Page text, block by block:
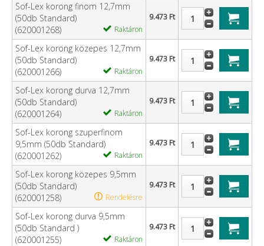
Sof-Lex korong finom 12,7mm
(50db Standard)
(620001268)
Raktáron
9.473 Ft
Sof-Lex korong közepes 12,7mm
(50db Standard)
(620001266)
Raktáron
9.473 Ft
Sof-Lex korong durva 12,7mm
(50db Standard)
(620001264)
Raktáron
9.473 Ft
Sof-Lex korong szuperfinom
9,5mm (50db Standard)
(620001262)
Raktáron
9.473 Ft
Sof-Lex korong közepes 9,5mm
(50db Standard)
(620001258)
Rendelésre
9.473 Ft
Sof-Lex korong durva 9,5mm
(50db Standard )
(620001255)
Raktáron
9.473 Ft